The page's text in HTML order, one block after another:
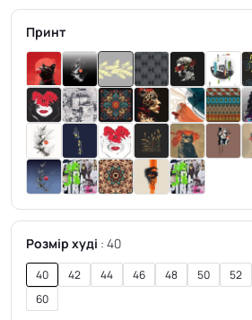
Принт
Розмір худі 40
40 42 44 46 48 50 52
60